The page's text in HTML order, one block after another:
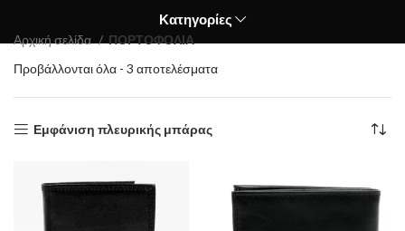
Κατηγορίες
Αρχική σελίδα
ΠΟΡΤΟΦΟΛΙΑ
Προβάλλονται όλα - 3 αποτελέσματαSorted
Εμφάνιση πλευρικής μπάρας